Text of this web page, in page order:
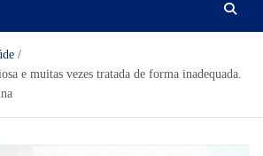
e muitas vezes tratada de forma inadequada.